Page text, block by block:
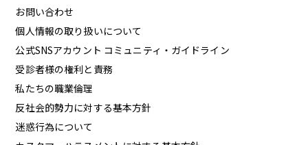
お問い合わせ
個人情報の取り扱いについて
公式SNSアカウント コミュニティ・ガイドライン
受診者様の権利と責務
私たちの職業倫理
反社会的勢力に対する基本方針
迷惑行為について